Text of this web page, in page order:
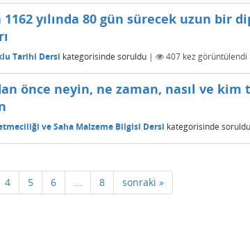
yılında 80 gün sürecek uzun
Tarihi Dersi kategorisinde soruldu | 407 kez görüntülendi
önce neyin, ne zaman, nasıl ve kim
ve Saha Malzeme Bilgisi Dersi kategorisinde soruldu
4 5 6 ... 8 sonraki »